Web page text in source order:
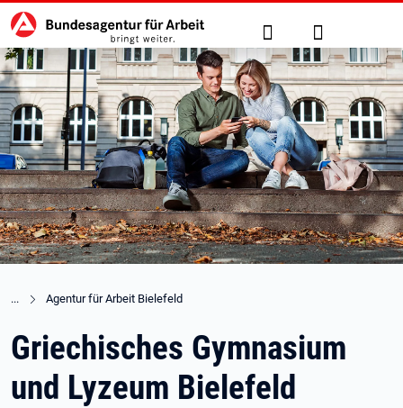
zu den Hauptinhalten springen
Hauptnavigation Suche Anmelden
Agentur für Arbeit Bielefeld
Griechisches Gymnasium
und Lyzeum Bielefeld